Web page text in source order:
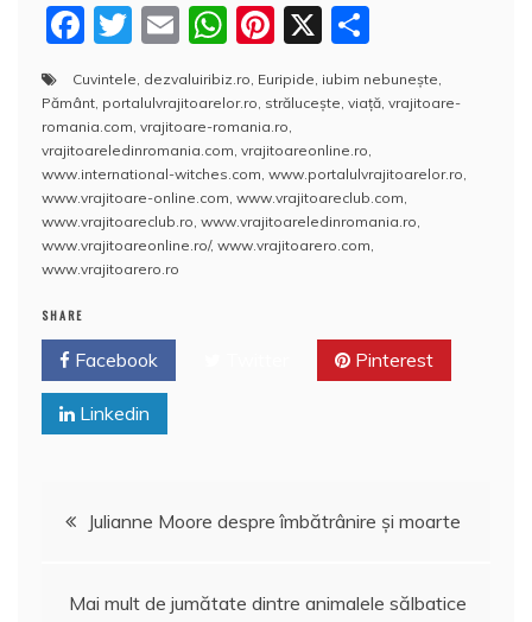
F
a
c
e
b
o
o
k
T
w
itt
er
E
m
ai
l
W
at
s
A
p
p
Pi
nt
er
e
st
X
a
rt
e
a
z
Cuvintele, dezvaluiribiz.ro, Euripide, iubim nebuneşte,
Pământ, portalulvrajitoarelor.ro, străluceşte, viaţă, vrajitoare-
romania.com, vrajitoare-romania.ro,
vrajitoareledinromania.com, vrajitoareonline.ro,
www.international-witches.com, www.portalulvrajitoarelor.ro,
www.vrajitoare-online.com, www.vrajitoareclub.com,
www.vrajitoareclub.ro, www.vrajitoareledinromania.ro,
www.vrajitoareonline.ro/, www.vrajitoarero.com,
www.vrajitoarero.ro
SHARE
Facebook Pinterest
Linkedin
Navigare
Julianne Moore despre îmbătrânire și moarte
Mai mult de jumătate dintre animalele sălbatice